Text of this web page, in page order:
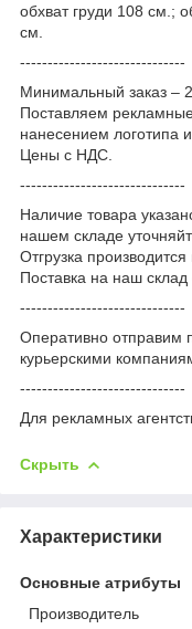
обхват груди 108 см.;
см.
------------------------------
Минимальный заказ –
Поставляем
нанесением логотипа и
Цены с НДС.
------------------------------
Наличие товара
нашем складе
Отгрузка
Поставка на наш
------------------------------
Оперативно
курьерскими
------------------------------
Для рекламных
Скрыть
Характеристики
Основные атрибуты
Производитель